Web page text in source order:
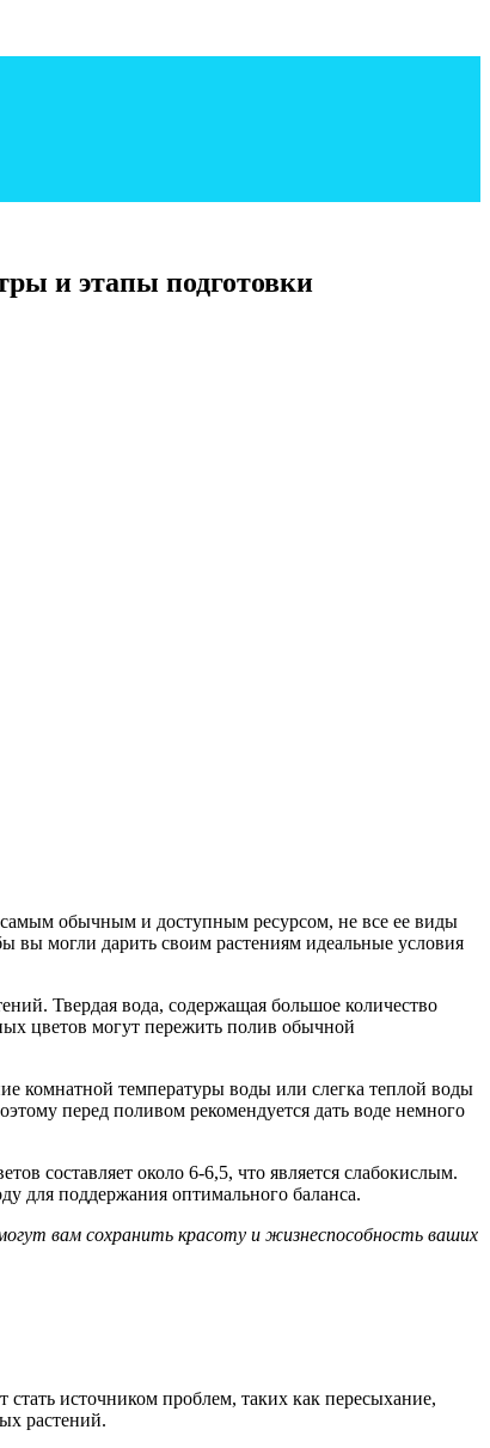
и этапы подготовки
самым обычным и доступным ресурсом, не все ее виды
вы могли дарить своим растениям идеальные условия
Твердая вода, содержащая большое количество
цветов могут пережить полив обычной
комнатной температуры воды или слегка теплой воды
перед поливом рекомендуется дать воде немного
составляет около 6-6,5, что является слабокислым.
для поддержания оптимального баланса.
вам сохранить красоту и жизнеспособность ваших
источником проблем, таких как пересыхание,
растений.